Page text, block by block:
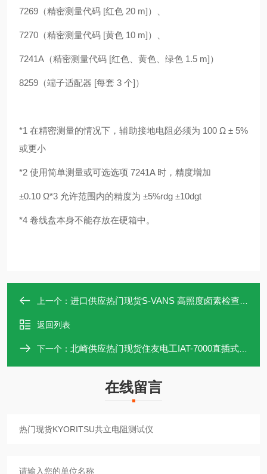
7269（精密测量代码 [红色 20 m]）、
7270（精密测量代码 [黄色 10 m]）、
7241A（精密测量代码 [红色、黄色、绿色 1.5 m]）
8259（端子适配器 [每套 3 个]）
*1 在精密测量的情况下，辅助接地电阻必须为 100 Ω ± 5%
或更小
*2 使用简单测量或可选选项 7241A 时，精度增加
±0.10 Ω*3 允许范围内的精度为 ±5%rdg ±10dgt
*4 卷线盘本身不能存放在硬箱中。
上一个： 进口供应热门现货S-VANS 高照度卤素检查灯185LE
返回列表
下一个： 北崎供应热门现货住友电工IAT-7000直插式适配器
在线留言